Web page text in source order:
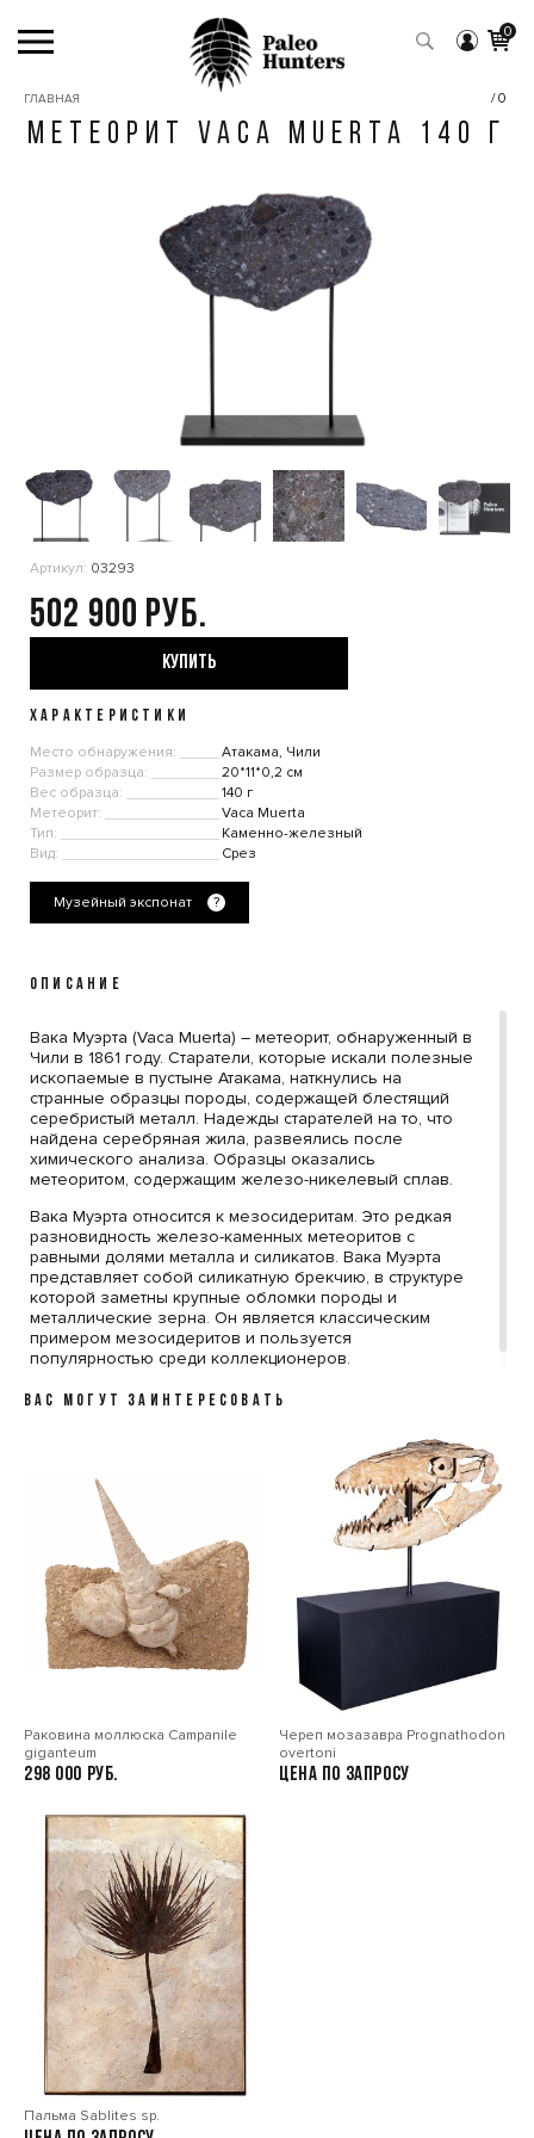
0
ГЛАВНАЯ /0
МЕТЕОРИТ VACA MUERTA 140 Г
Артикул: 03293
502 900
КУПИТЬ
ХАРАКТЕРИСТИКИ
Место обнаружения:
Атакама, Чили
Размер образца:
20*11*0,2 см
Вес образца:
140 г
Метеорит:
Vaca Muerta
Тип:
Каменно-железный
Вид:
Срез
Музейный экспонат ?
ОПИСАНИЕ
Вака Муэрта (Vaca Muerta) – метеорит, обнаруженный в
Чили в 1861 году. Старатели, которые искали полезные
ископаемые в пустыне Атакама, наткнулись на
странные образцы породы, содержащей блестящий
серебристый металл. Надежды старателей на то, что
найдена серебряная жила, развеялись после
химического анализа. Образцы оказались
метеоритом, содержащим железо-никелевый сплав.
Вака Муэрта относится к мезосидеритам. Это редкая
разновидность железо-каменных метеоритов с
равными долями металла и силикатов. Вака Муэрта
представляет собой силикатную брекчию, в структуре
которой заметны крупные обломки породы и
металлические зерна. Он является классическим
примером мезосидеритов и пользуется
популярностью среди коллекционеров.
ВАС МОГУТ ЗАИНТЕРЕСОВАТЬ
Раковина моллюска Сampanile
giganteum
298 000
Череп мозазавра Prognathodon
overtoni
Цена по запросу
Пальма Sablites sp.